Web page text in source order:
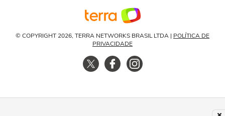
© COPYRIGHT 2026, TERRA NETWORKS BRASIL LTDA | POLÍTICA DE
PRIVACIDADE